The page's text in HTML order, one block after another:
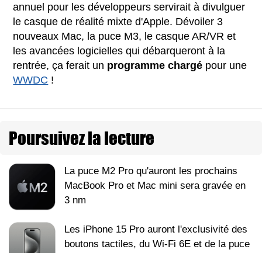
annuel pour les développeurs servirait à divulguer
le casque de réalité mixte d'Apple. Dévoiler 3
nouveaux Mac, la puce M3, le casque AR/VR et
les avancées logicielles qui débarqueront à la
rentrée, ça ferait un programme chargé pour une
WWDC !
Poursuivez la lecture
La puce M2 Pro qu'auront les prochains
MacBook Pro et Mac mini sera gravée en
3 nm
Les iPhone 15 Pro auront l'exclusivité des
boutons tactiles, du Wi-Fi 6E et de la puce